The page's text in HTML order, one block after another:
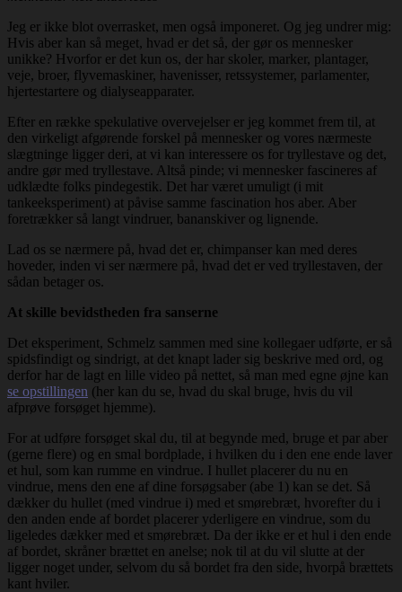
Jeg er ikke blot overrasket, men også imponeret. Og jeg undrer mig:
Hvis aber kan så meget, hvad er det så, der gør os mennesker
unikke? Hvorfor er det kun os, der har skoler, marker, plantager,
veje, broer, flyvemaskiner, havenisser, retssystemer, parlamenter,
hjertestartere og dialyseapparater.
Efter en række spekulative overvejelser er jeg kommet frem til, at
den virkeligt afgørende forskel på mennesker og vores nærmeste
slægtninge ligger deri, at vi kan interessere os for tryllestave og det,
andre gør med tryllestave. Altså pinde; vi mennesker fascineres af
udklædte folks pindegestik. Det har været umuligt (i mit
tankeeksperiment) at påvise samme fascination hos aber. Aber
foretrækker så langt vindruer, bananskiver og lignende.
Lad os se nærmere på, hvad det er, chimpanser kan med deres
hoveder, inden vi ser nærmere på, hvad det er ved tryllestaven, der
sådan betager os.
At skille bevidstheden fra sanserne
Det eksperiment, Schmelz sammen med sine kollegaer udførte, er så
spidsfindigt og sindrigt, at det knapt lader sig beskrive med ord, og
derfor har de lagt en lille video på nettet, så man med egne øjne kan
se opstillingen (her kan du se, hvad du skal bruge, hvis du vil
afprøve forsøget hjemme).
For at udføre forsøget skal du, til at begynde med, bruge et par aber
(gerne flere) og en smal bordplade, i hvilken du i den ene ende laver
et hul, som kan rumme en vindrue. I hullet placerer du nu en
vindrue, mens den ene af dine forsøgsaber (abe 1) kan se det. Så
dækker du hullet (med vindrue i) med et smørebræt, hvorefter du i
den anden ende af bordet placerer yderligere en vindrue, som du
ligeledes dækker med et smørebræt. Da der ikke er et hul i den ende
af bordet, skråner brættet en anelse; nok til at du vil slutte at der
ligger noget under, selvom du så bordet fra den side, hvorpå brættets
kant hviler.